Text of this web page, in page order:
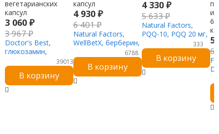
3 060 ₽
3 967₽
Doctor's Best,
глюкозамин,
хондроитин и МСМ
с OptiMSM, 120
вегетарианских
капсул
39013
В корзину
4 930 ₽
6 401₽
Natural Factors,
WellBetX, берберин,
вегетарианских
капсул
6788
В корзину
4 330 ₽
5 633₽
Natural Factors,
PQQ-10, PQQ 20 мг,
коэнзим Q10 200 мг,
30 капсул
333
В корзину
5
6